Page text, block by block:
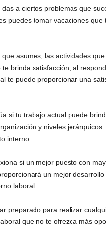
a ciertos problemas que
puedes tomar vacaciones que
que asumes, las actividades
brinda satisfacción, al
te puede proporcionar una
si tu trabajo actual puede
y niveles jerárquicos.
interno.
si un mejor puesto con
un mejor desarrollo
laboral.
preparado para realizar
que no te ofrezca más